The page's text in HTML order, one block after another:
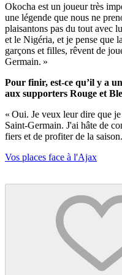
Okocha est un joueur très
une légende que nous ne
plaisantons pas du tout avec
et le Nigéria, et je pense que
garçons et filles, rêvent de
Germain. »
Pour finir, est-ce qu’il y a
aux supporters Rouge et
« Oui. Je veux leur dire que
Saint-Germain. J'ai hâte de
fiers et de profiter de la
Vos places face à l'Ajax